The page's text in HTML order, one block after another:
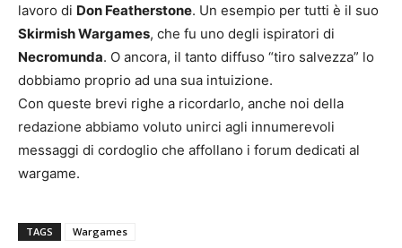
lavoro di Don Featherstone. Un esempio per tutti è il suo
Skirmish Wargames, che fu uno degli ispiratori di
Necromunda. O ancora, il tanto diffuso “tiro salvezza” lo
dobbiamo proprio ad una sua intuizione.
Con queste brevi righe a ricordarlo, anche noi della
redazione abbiamo voluto unirci agli innumerevoli
messaggi di cordoglio che affollano i forum dedicati al
wargame.
TAGS Wargames